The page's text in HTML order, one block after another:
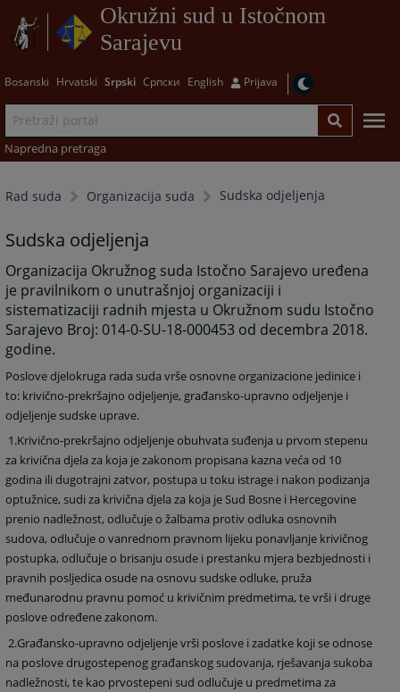
Okružni sud u Istočnom
Sarajevu
Bosanski Hrvatski Srpski Српски English Prijava
Napredna pretraga
Rad suda Organizacija suda Sudska odjeljenja
Sudska odjeljenja
Organizacija Okružnog suda Istočno Sarajevo uređena
je pravilnikom o unutrašnjoj organizaciji i
sistematizaciji radnih mjesta u Okružnom sudu Istočno
Sarajevo Broj: 014-0-SU-18-000453 od decembra 2018.
godine.
Poslove djelokruga rada suda vrše osnovne organizacione jedinice i
to: krivično-prekršajno odjeljenje, građansko-upravno odjeljenje i
odjeljenje sudske uprave.
1.Krivično-prekršajno odjeljenje obuhvata suđenja u prvom stepenu
za krivična djela za koja je zakonom propisana kazna veća od 10
godina ili dugotrajni zatvor, postupa u toku istrage i nakon podizanja
optužnice, sudi za krivična djela za koja je Sud Bosne i Hercegovine
prenio nadležnost, odlučuje o žalbama protiv odluka osnovnih
sudova, odlučuje o vanrednom pravnom lijeku ponavljanje krivičnog
postupka, odlučuje o brisanju osude i prestanku mjera bezbjednosti i
pravnih posljedica osude na osnovu sudske odluke, pruža
međunarodnu pravnu pomoć u krivičnim predmetima, te vrši i druge
poslove određene zakonom.
2.Građansko-upravno odjeljenje vrši poslove i zadatke koji se odnose
na poslove drugostepenog građanskog sudovanja, rješavanja sukoba
nadležnosti, te kao prvostepeni sud odlučuje u predmetima za